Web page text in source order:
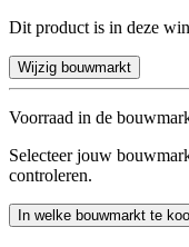
Dit product is in deze
Wijzig bouwmarkt
Voorraad in de
Selecteer jouw
controleren.
In welke bouwmarkt te